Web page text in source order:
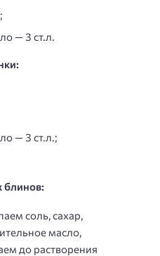
— 3 ст.л.
— 3 ст.л.;
блинов:
соль, сахар,
масло,
до растворения